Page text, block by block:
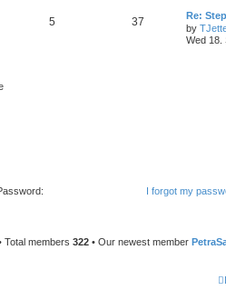
5 37
Re:
by
Wed 18.
I forgot my
Total members 322 • Our newest member